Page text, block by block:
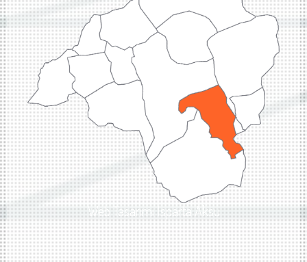
Web Tasarımı Isparta Aksu